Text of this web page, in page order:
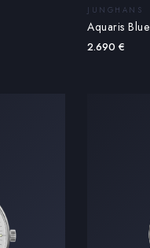
JUNGHANS
Aquaris Blue
2.690 €